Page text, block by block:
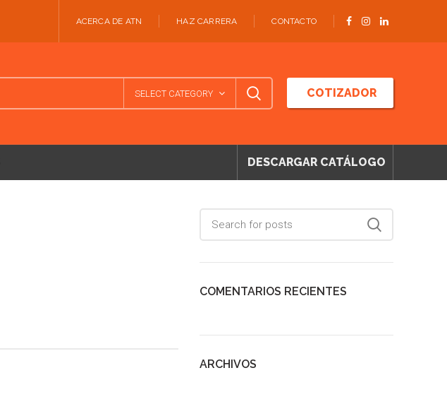
ACERCA DE ATN HAZ CARRERA CONTACTO
SELECT CATEGORY COTIZADOR
DESCARGAR CATÁLOGO
COMENTARIOS RECIENTES
ARCHIVOS